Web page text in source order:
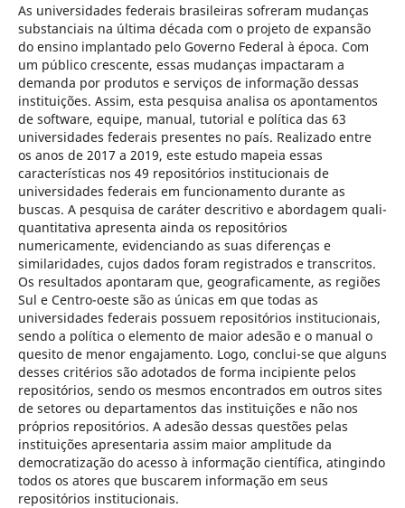
As universidades federais brasileiras sofreram mudanças
substanciais na última década com o projeto de expansão
do ensino implantado pelo Governo Federal à época. Com
um público crescente, essas mudanças impactaram a
demanda por produtos e serviços de informação dessas
instituições. Assim, esta pesquisa analisa os apontamentos
de software, equipe, manual, tutorial e política das 63
universidades federais presentes no país. Realizado entre
os anos de 2017 a 2019, este estudo mapeia essas
características nos 49 repositórios institucionais de
universidades federais em funcionamento durante as
buscas. A pesquisa de caráter descritivo e abordagem quali-
quantitativa apresenta ainda os repositórios
numericamente, evidenciando as suas diferenças e
similaridades, cujos dados foram registrados e transcritos.
Os resultados apontaram que, geograficamente, as regiões
Sul e Centro-oeste são as únicas em que todas as
universidades federais possuem repositórios institucionais,
sendo a política o elemento de maior adesão e o manual o
quesito de menor engajamento. Logo, conclui-se que alguns
desses critérios são adotados de forma incipiente pelos
repositórios, sendo os mesmos encontrados em outros sites
de setores ou departamentos das instituições e não nos
próprios repositórios. A adesão dessas questões pelas
instituições apresentaria assim maior amplitude da
democratização do acesso à informação científica, atingindo
todos os atores que buscarem informação em seus
repositórios institucionais.